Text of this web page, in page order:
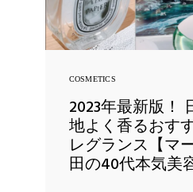
COSMETICS
2023年最新版！
地よく香るおす
レグランス【マ
田の40代本気美